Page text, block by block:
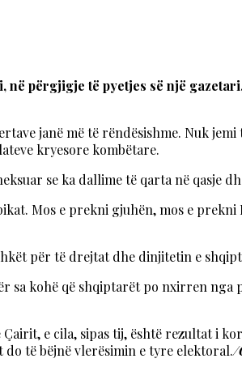
përgjigje të pyetjes së një
janë më të rëndësishme. Nuk
kryesore kombëtare.
se ka dallime të qarta në qasje
Mos e prekni gjuhën, mos e
për të drejtat dhe dinjitetin e
sa kohë që shqiptarët po nxirren
e cila, sipas tij, është rezultat i
të bëjnë vlerësimin e tyre elektoral./